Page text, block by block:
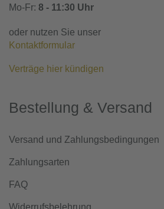
Mo-Fr: 8 - 11:30 Uhr
oder nutzen Sie unser
Kontaktformular
Verträge hier kündigen
Bestellung & Versand
Versand und Zahlungsbedingungen
Zahlungsarten
FAQ
Widerrufsbelehrung